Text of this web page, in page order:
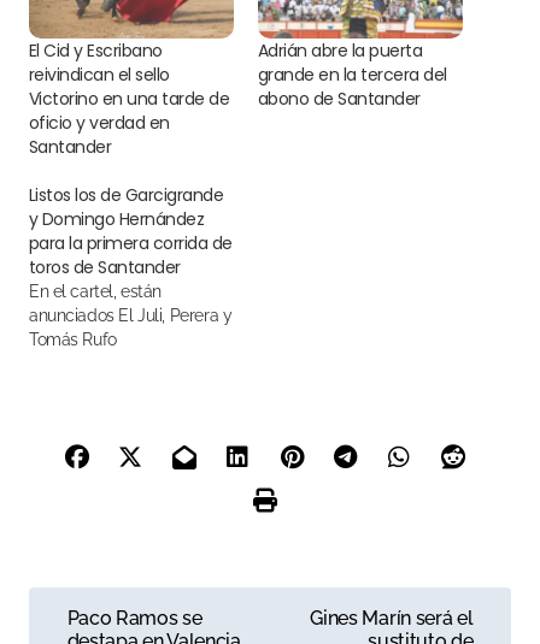
El Cid y Escribano
reivindican el sello
Victorino en una tarde de
oficio y verdad en
Santander
Adrián abre la puerta
grande en la tercera del
abono de Santander
Listos los de Garcigrande
y Domingo Hernández
para la primera corrida de
toros de Santander
En el cartel, están
anunciados El Juli, Perera y
Tomás Rufo
Paco Ramos se
Gines Marín será el